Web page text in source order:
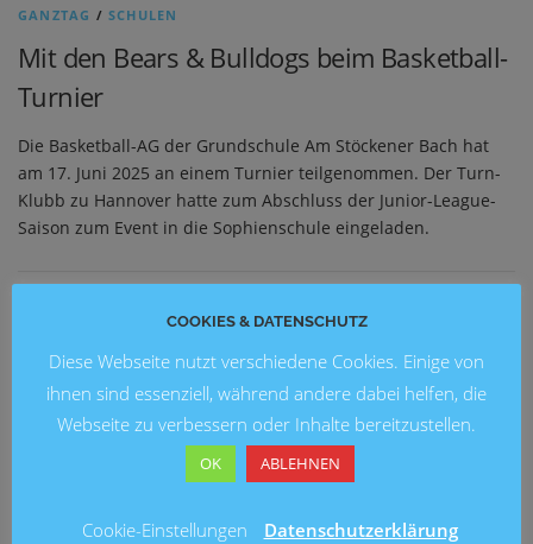
GANZTAG /SCHULEN
Mit den Bears & Bulldogs beim Basketball-
Turnier
Die Basketball-AG der Grundschule Am Stöckener Bach hat
am 17. Juni 2025 an einem Turnier teilgenommen. Der Turn-
Klubb zu Hannover hatte zum Abschluss der Junior-League-
Saison zum Event in die Sophienschule eingeladen.
NEUESTE BEITRÄGE
Blick in die Zukunft: Kunstausstellung 2026 an der
Grundschule Marienwerder
Ein fröhliches Schulfest an der Brüder-Grimm-Schule
COOKIES & DATENSCHUTZ
Diese Webseite nutzt verschiedene Cookies. Einige von
ihnen sind essenziell, während andere dabei helfen, die
Webseite zu verbessern oder Inhalte bereitzustellen.
OK ABLEHNEN
Cookie-Einstellungen Datenschutzerklärung